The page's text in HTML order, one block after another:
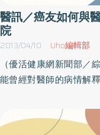
醫訊／癌友如何與
院
2013/04/10 Uho編輯部
（優活健康網新聞部／
能曾經對醫師的病情解
法排解。 現在，馬偕醫
這次主題為「癌症病友